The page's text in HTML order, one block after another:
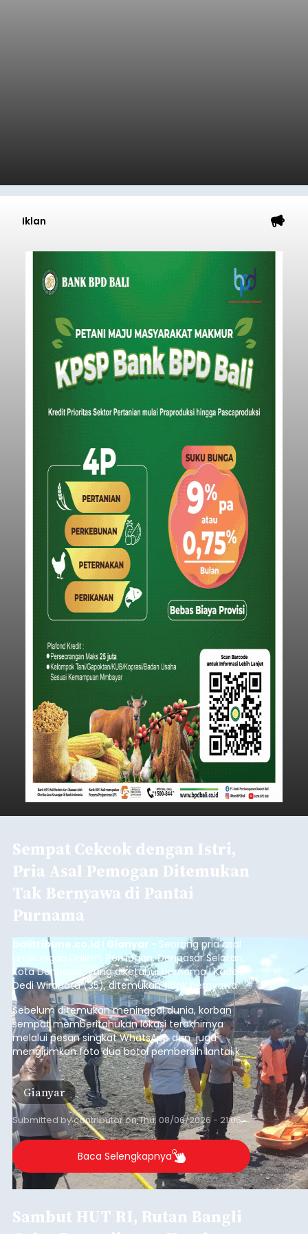
Iklan
Sempat Cekcok dengan Istri,
Pria Asal Pemogan Ditemukan
Tak Bernyawa di Pantai
Purnama
balitribune.co.id I Gianyar - Seorang pria asal
Lingkungan Dalem, Pemogan, Denpasar Selatan,
Kota Denpasar, yang diketahui bernama I Kadek
Dedi Wiranata (35), ditemukan tidak bernyawa di
pesisir Pantai Purnama, Sukawati.
Sebelum ditemukan meninggal dunia, korban
sempat memberitahukan lokasi terakhirnya
melalui pesan singkat WhatsApp dan juga
mengirimkan foto dua botol pembersih lantai ke
istrinya.
Gianyar
Submitted bycontributoronThu, 08/06/2026 - 21:06
Baca Selengkapnya
Sambut HUT RI, Rutan Bangli